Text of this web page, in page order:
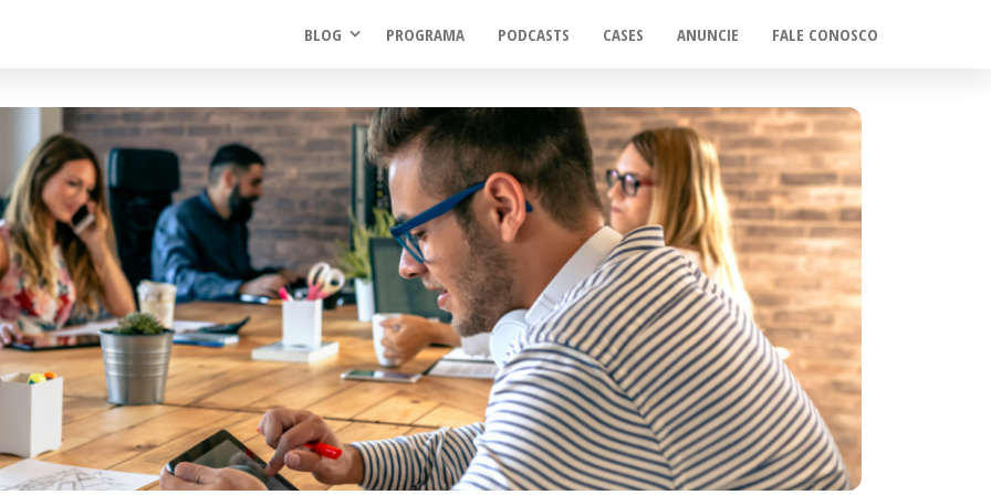
BLOG PROGRAMA PODCASTS CASES ANUNCIE FALE CONOSCO